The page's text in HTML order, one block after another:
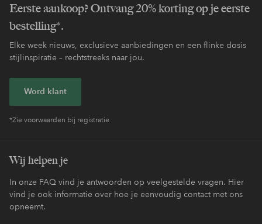
Eerste aankoop? Ontvang 20% korting op je eerste
bestelling*.
Elke week nieuws, exclusieve aanbiedingen en een flinke dosis
stijlinspiratie – rechtstreeks naar jou.
Word klant
*Zie voorwaarden bij registratie
Wij helpen je
In onze FAQ vind je antwoorden op veelgestelde vragen. Hier
vind je ook informatie over hoe je eenvoudig contact met ons
opneemt.